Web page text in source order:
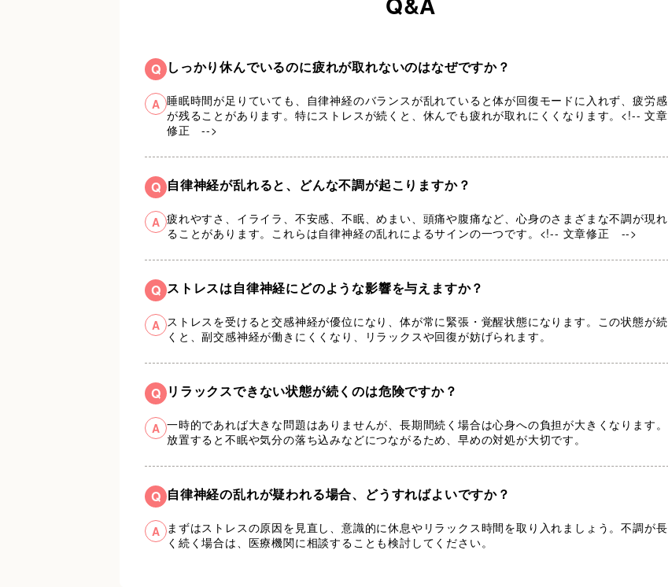
Q しっかり休んでいるのに疲れが取れないのはなぜですか？
A 睡眠時間が足りていても、自律神経のバランスが乱れていると体が回復モードに入れず、疲労感
が残ることがあります。特にストレスが続くと、休んでも疲れが取れにくくなります。<!-- 文章
修正 -->
Q 自律神経が乱れると、どんな不調が起こりますか？
A 疲れやすさ、イライラ、不安感、不眠、めまい、頭痛や腹痛など、心身のさまざまな不調が現れ
ることがあります。これらは自律神経の乱れによるサインの一つです。<!-- 文章修正 -->
Q ストレスは自律神経にどのような影響を与えますか？
A ストレスを受けると交感神経が優位になり、体が常に緊張・覚醒状態になります。この状態が続
くと、副交感神経が働きにくくなり、リラックスや回復が妨げられます。
Q リラックスできない状態が続くのは危険ですか？
A 一時的であれば大きな問題はありませんが、長期間続く場合は心身への負担が大きくなります。
放置すると不眠や気分の落ち込みなどにつながるため、早めの対処が大切です。
Q 自律神経の乱れが疑われる場合、どうすればよいですか？
A まずはストレスの原因を見直し、意識的に休息やリラックス時間を取り入れましょう。不調が長
く続く場合は、医療機関に相談することも検討してください。